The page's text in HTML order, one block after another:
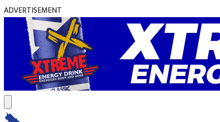
ADVERTISEMENT